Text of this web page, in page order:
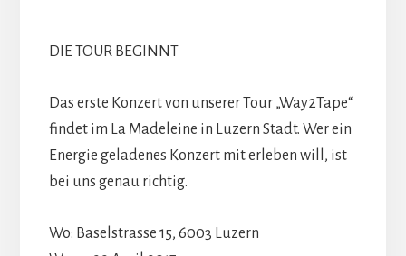
DIE TOUR BEGINNT
Das erste Konzert von unserer Tour „Way2Tape“
findet im La Madeleine in Luzern Stadt. Wer ein
Energie geladenes Konzert mit erleben will, ist
bei uns genau richtig.
Wo: Baselstrasse 15, 6003 Luzern